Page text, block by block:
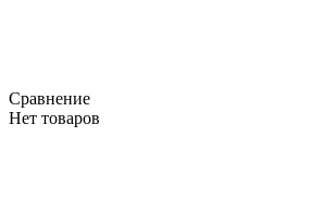
Сравнение
Нет товаров